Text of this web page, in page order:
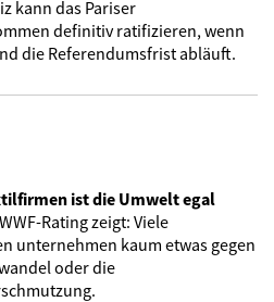
kann das Pariser
definitiv ratifizieren, wenn
die Referendumsfrist abläuft.
ist die Umwelt egal
Rating zeigt: Viele
unternehmen kaum etwas gegen
oder die